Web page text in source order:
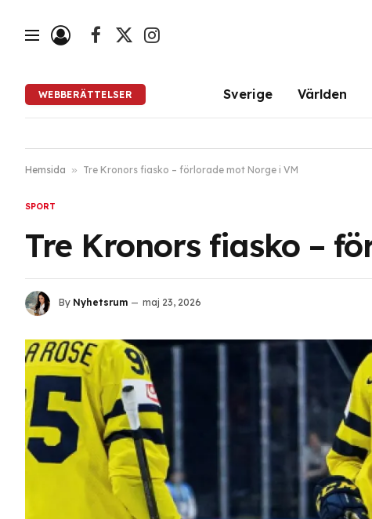
Facebook
X
Instagram
WEBBERÄTTELSER Sverige Världen
Hemsida » Tre Kronors fiasko – förlorade mot Norge i VM
SPORT
Tre Kronors fiasko –
By Nyhetsrum maj 23, 2026